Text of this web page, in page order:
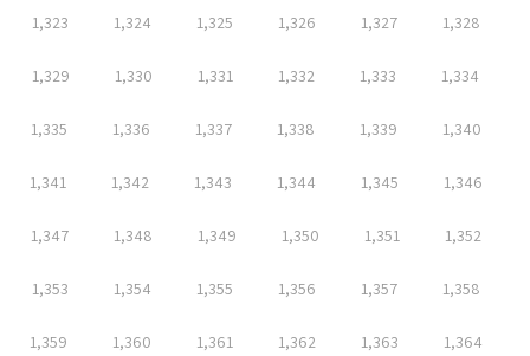
1,323 1,324 1,325 1,326 1,327 1,328
1,329 1,330 1,331 1,332 1,333 1,334
1,335 1,336 1,337 1,338 1,339 1,340
1,341 1,342 1,343 1,344 1,345 1,346
1,347 1,348 1,349 1,350 1,351 1,352
1,353 1,354 1,355 1,356 1,357 1,358
1,359 1,360 1,361 1,362 1,363 1,364